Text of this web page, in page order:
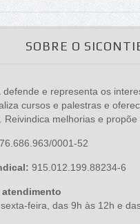
SOBRE O
defende e representa os
cursos e palestras e
Reivindica melhorias e propõe
76.686.963/0001-52
915.012.199.88234-6
atendimento
feira, das 9h às 12h e